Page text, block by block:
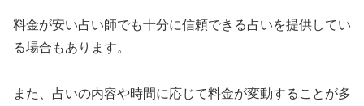
料金が安い占い師でも十分に信頼できる占いを提供してい
る場合もあります。
また、占いの内容や時間に応じて料金が変動することが多